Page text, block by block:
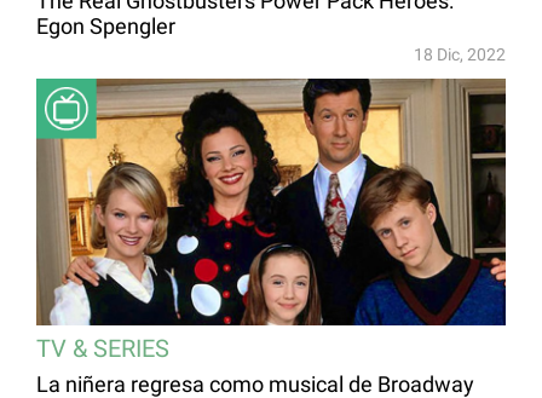
Egon Spengler
18 Dic, 2022
TV & SERIES
La niñera regresa como musical de Broadway